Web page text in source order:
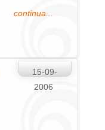
continua...
15-09-
2006